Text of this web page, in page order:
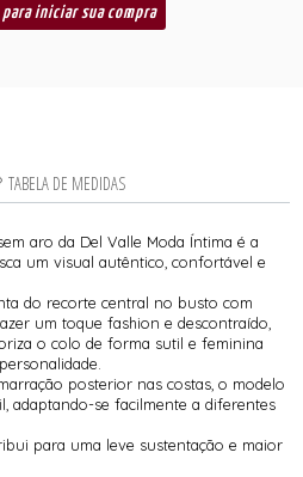
iniciar sua compra
TABELA DE MEDIDAS
aro da Del Valle Moda Íntima é a
um visual autêntico, confortável e
do recorte central no busto com
um toque fashion e descontraído,
o colo de forma sutil e feminina
posterior nas costas, o modelo
adaptando-se facilmente a diferentes
para uma leve sustentação e maior